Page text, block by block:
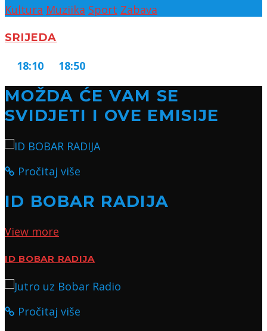
Kultura Muziika Sport Zabava
SRIJEDA
18:10 18:50
MOŽDA ĆE VAM SE
SVIDJETI I OVE EMISIJE
Pročitaj više
ID BOBAR RADIJA
View more
ID BOBAR RADIJA
Pročitaj više